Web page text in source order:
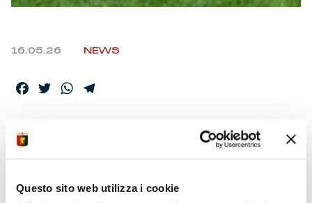
Questo sito web utilizza i cookie
16.05.26 NEWS
Facebook
TwitterWhatsApp
GENOA CFC –
ELENCO CONVOCATI